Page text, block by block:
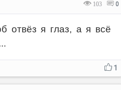
103 0
отвёз я глаз, а я всё
1